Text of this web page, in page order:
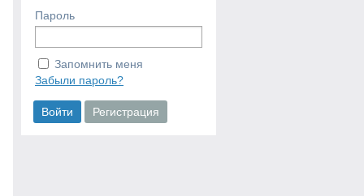
Пароль
Запомнить меня
Забыли пароль?